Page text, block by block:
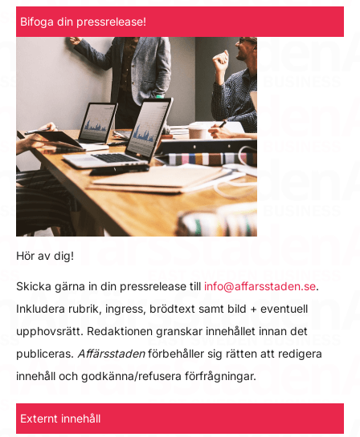
Bifoga din pressrelease!
Hör av dig!
Skicka gärna in din pressrelease till info@affarsstaden.se.
Inkludera rubrik, ingress, brödtext samt bild + eventuell
upphovsrätt. Redaktionen granskar innehållet innan det
publiceras. Affärsstadenförbehåller sig rätten att redigera
innehåll och godkänna/refusera förfrågningar.
Externt innehåll